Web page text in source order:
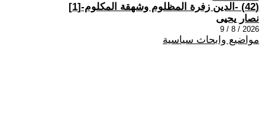
(42) -الدين زفرة المظلوم وشهقة المكلوم-[1]
نصار يحيى
2026 / 8 / 9
مواضيع وابحاث سياسية